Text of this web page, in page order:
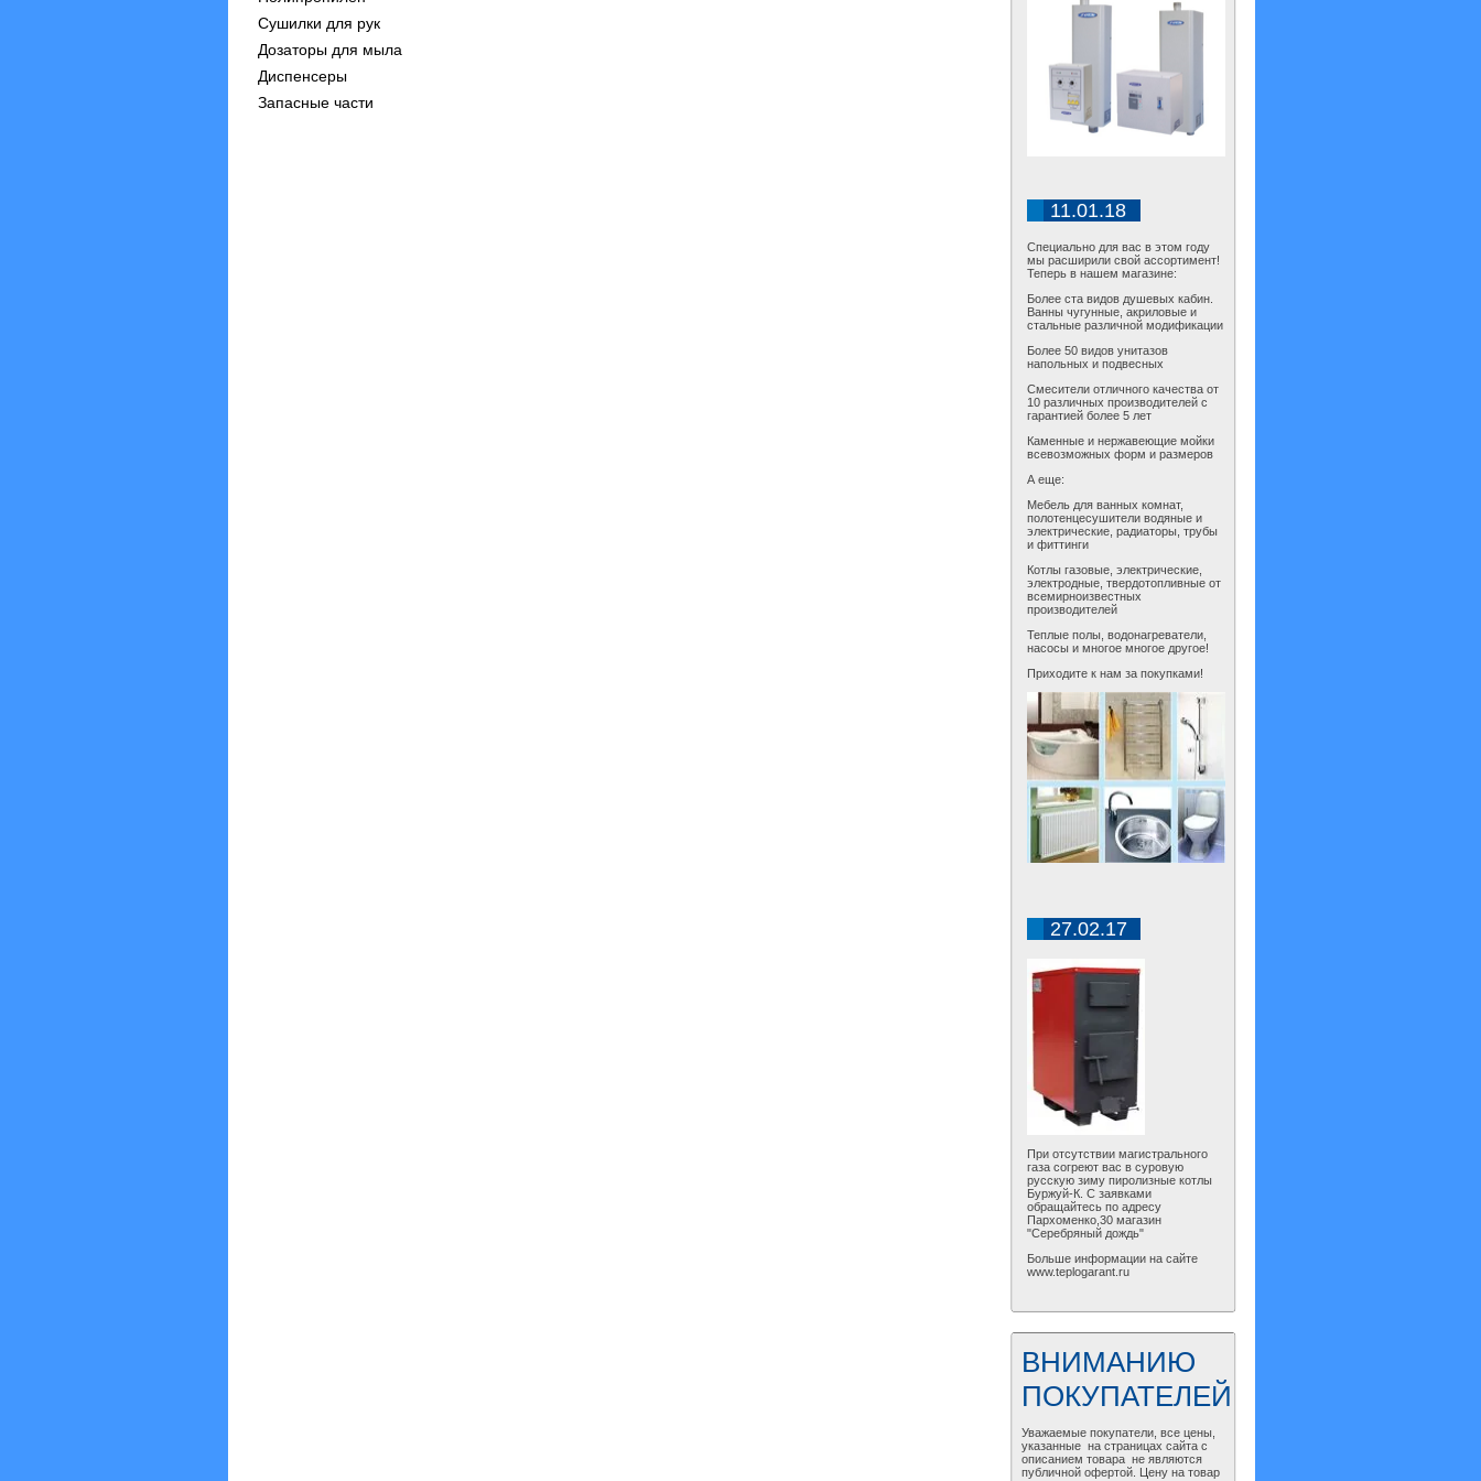
Сушилки для рук
Дозаторы для мыла
Диспенсеры
Запасные части
11.01.18
Специально для вас в этом году
мы расширили свой ассортимент!
Теперь в нашем магазине:
Более ста видов душевых кабин.
Ванны чугунные, акриловые и
стальные различной модификации
Более 50 видов унитазов
напольных и подвесных
Смесители отличного качества от
10 различных производителей с
гарантией более 5 лет
Каменные и нержавеющие мойки
всевозможных форм и размеров
А еще:
Мебель для ванных комнат,
полотенцесушители водяные и
электрические, радиаторы, трубы
и фиттинги
Котлы газовые, электрические,
электродные, твердотопливные от
всемирноизвестных
производителей
Теплые полы, водонагреватели,
насосы и многое многое другое!
Приходите к нам за покупками!
27.02.17
При отсутствии магистрального
газа согреют вас в суровую
русскую зиму пиролизные котлы
Буржуй-К. С заявками
обращайтесь по адресу
Пархоменко,30 магазин
"Серебряный дождь"
Больше информации на сайте
www.teplogarant.ru
ВНИМАНИЮ
ПОКУПАТЕЛЕЙ
Уважаемые покупатели, все цены,
указанные на страницах сайта с
описанием товара не являются
публичной офертой. Цену на товар